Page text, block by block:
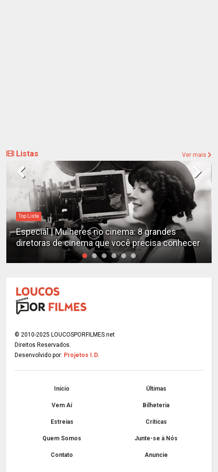
Listas Ver mais
Top Lista
Especial | Mulheres no cinema: 8 grandes
diretoras de cinema que você precisa conhecer
© 2010-2025 LOUCOSPORFILMES.net
Direitos Reservados.
Desenvolvido por: Projetos I.D.
Início Últimas
Vem Aí Bilheteria
Estreias Críticas
Quem Somos Junte-se à Nós
Contato Anuncie